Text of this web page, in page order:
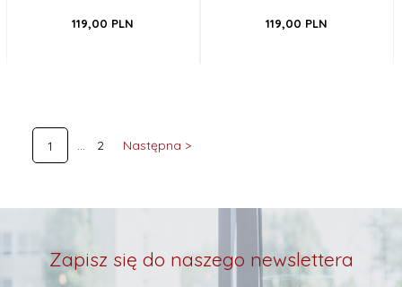
119,00 PLN 119,00 PLN
1 2 Następna >
Zapisz się do naszego newslettera